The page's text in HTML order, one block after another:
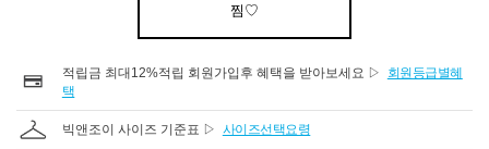
찜♡
적립금 최대12%적립 회원가입후 혜택을 받아보세요 ▷
회원등급별혜
택
빅앤조이 사이즈 기준표 ▷ 사이즈선택요령